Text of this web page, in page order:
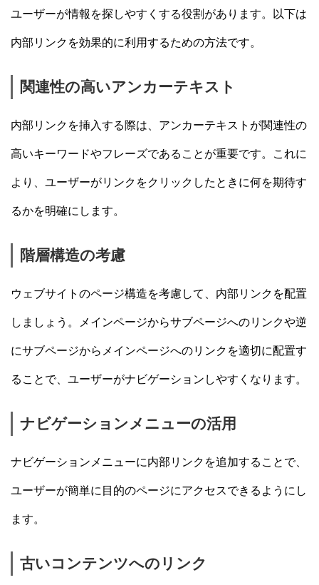
ユーザーが情報を探しやすくする役割があります。以下は
内部リンクを効果的に利用するための方法です。
関連性の高いアンカーテキスト
内部リンクを挿入する際は、アンカーテキストが関連性の
高いキーワードやフレーズであることが重要です。これに
より、ユーザーがリンクをクリックしたときに何を期待す
るかを明確にします。
階層構造の考慮
ウェブサイトのページ構造を考慮して、内部リンクを配置
しましょう。メインページからサブページへのリンクや逆
にサブページからメインページへのリンクを適切に配置す
ることで、ユーザーがナビゲーションしやすくなります。
ナビゲーションメニューの活用
ナビゲーションメニューに内部リンクを追加することで、
ユーザーが簡単に目的のページにアクセスできるようにし
ます。
古いコンテンツへのリンク